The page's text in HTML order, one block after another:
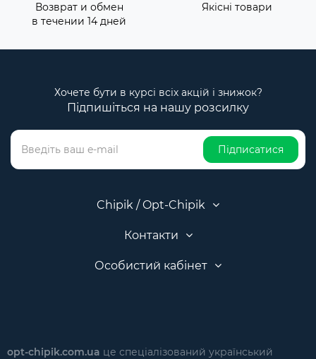
Возврат и обмен
в течении 14 дней
Якісні товари
Хочете бути в курсі всіх акцій і знижок?
Підпишіться на нашу розсилку
Підписатися
Chipik / Opt-Chipik
Контакти
Особистий кабінет
opt-chipik.com.ua це спеціалізований український